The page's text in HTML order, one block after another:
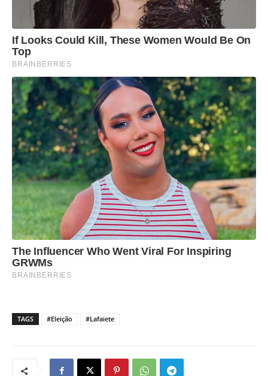
TAGS #Eleição #Lafaiete